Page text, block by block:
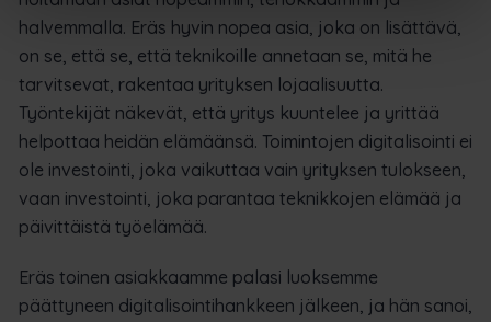
halvemmalla. Eräs hyvin nopea asia, joka on lisättävä,
on se, että se, että teknikoille annetaan se, mitä he
tarvitsevat, rakentaa yrityksen lojaalisuutta.
Työntekijät näkevät, että yritys kuuntelee ja yrittää
helpottaa heidän elämäänsä. Toimintojen digitalisointi ei
ole investointi, joka vaikuttaa vain yrityksen tulokseen,
vaan investointi, joka parantaa teknikkojen elämää ja
päivittäistä työelämää.
Eräs toinen asiakkaamme palasi luoksemme
päättyneen digitalisointihankkeen jälkeen, ja hän sanoi,